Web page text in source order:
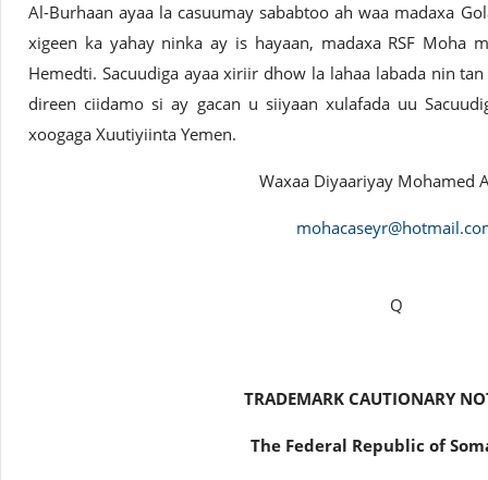
Al-Burhaan ayaa la casuumay sababtoo ah waa madaxa
xigeen ka yahay ninka ay is hayaan, madaxa RSF Moha
Hemedti. Sacuudiga ayaa xiriir dhow la lahaa labada nin
direen ciidamo si ay gacan u siiyaan xulafada uu
xoogaga Xuutiyiinta Yemen.
Waxaa Diyaariyay Mohamed
Q
TRADEMARK CAUTIONARY
The Federal Republic of